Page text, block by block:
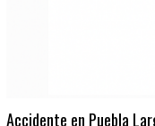
Accidente en Puebla